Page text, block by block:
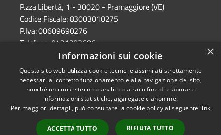
P.zza Libertà, 1 - 30020 - Pramaggiore (VE)
Codice Fiscale:83003010275
P.Iva:00609690276
Telefono: 0421203686
protocollo@comune.pramaggiore.ve.it
Pec:
protocollo.comune.pramaggiore.ve@pecveneto.it
Accessibilità
Copyright © 2026 • Comune di
Pramaggiore • Powered by
Municipium•
Accesso
×
Informazioni sui cookie
Questo sito web utilizza cookie tecnici e assimilati strettamente
necessari al corretto funzionamento e alla navigazione del sito,
nonché un cookie tecnico analitico al solo fine di elaborare
informazioni statistiche, aggregate e anonime.
Per maggiori dettagli, può consultare la cookie policy al seguente link
ACCETTA TUTTO RIFIUTA TUTTO